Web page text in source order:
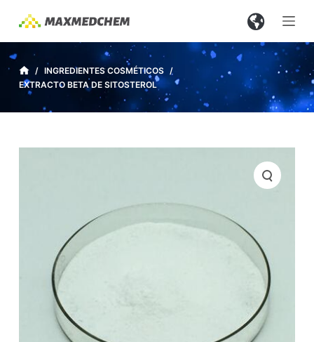
l
a
/ INGREDIENTES COSMÉTICOS /
EXTRACTO BETA DE SITOSTEROL